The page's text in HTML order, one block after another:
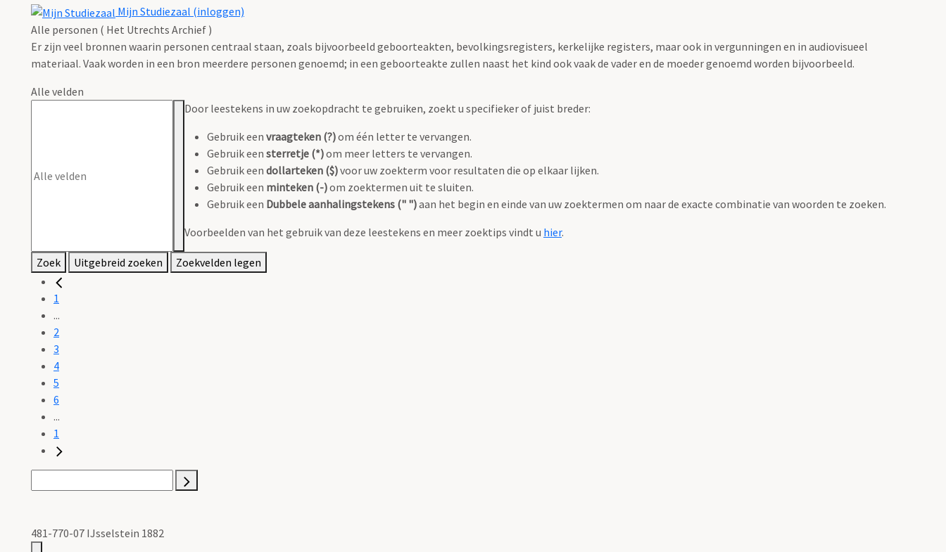
Mijn Studiezaal (inloggen)
Alle personen ( Het Utrechts Archief )
Er zijn veel bronnen waarin personen centraal staan, zoals bijvoorbeeld geboorteakten, bevolkingsregisters, kerkelijke registers, maar ook in vergunningen en in audiovisueel
materiaal. Vaak worden in een bron meerdere personen genoemd; in een geboorteakte zullen naast het kind ook vaak de vader en de moeder genoemd worden bijvoorbeeld.
Alle velden
Door leestekens in uw zoekopdracht te gebruiken, zoekt u specifieker of juist breder:
Gebruik een vraagteken (?)om één letter te vervangen.
Gebruik een sterretje (*)om meer letters te vervangen.
Gebruik een dollarteken ($)voor uw zoekterm voor resultaten die op elkaar lijken.
Gebruik een minteken (-)om zoektermen uit te sluiten.
Gebruik een Dubbele aanhalingstekens (" ")aan het begin en einde van uw zoektermen om naar de exacte combinatie van woorden te zoeken.
Voorbeelden van het gebruik van deze leestekens en meer zoektips vindt u hier.
Zoek Uitgebreid zoeken Zoekvelden legen
1
...
2
3
4
5
6
...
1
481-770-07 IJsselstein 1882